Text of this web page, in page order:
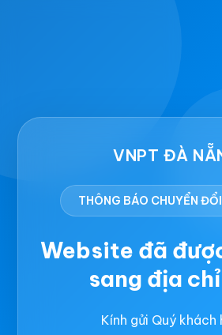
VNPT ĐÀ
THÔNG BÁO CHUYỂN
Website đã
sang địa
Kính gửi Quý khách